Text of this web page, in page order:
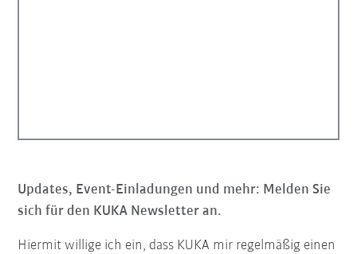
Updates, Event-Einladungen und mehr: Melden Sie
sich für den KUKA Newsletter an.
Hiermit willige ich ein, dass KUKA mir regelmäßig einen